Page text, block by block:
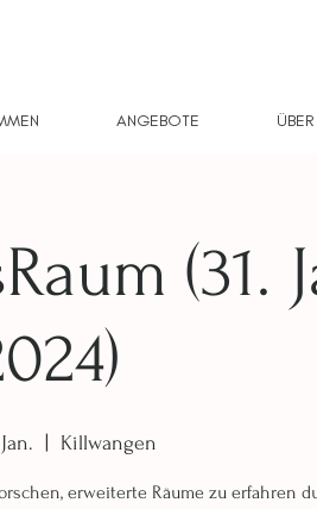
ANGEBOTE
(31.
Killwangen
erweiterte Räume zu erfahren